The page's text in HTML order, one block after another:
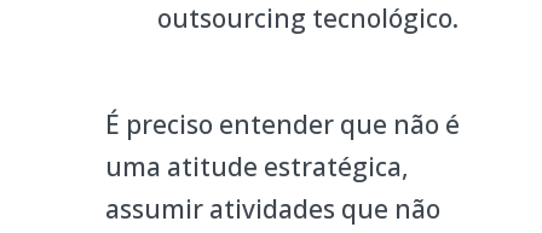
outsourcing tecnológico.
É preciso entender que não é
uma atitude estratégica,
assumir atividades que não